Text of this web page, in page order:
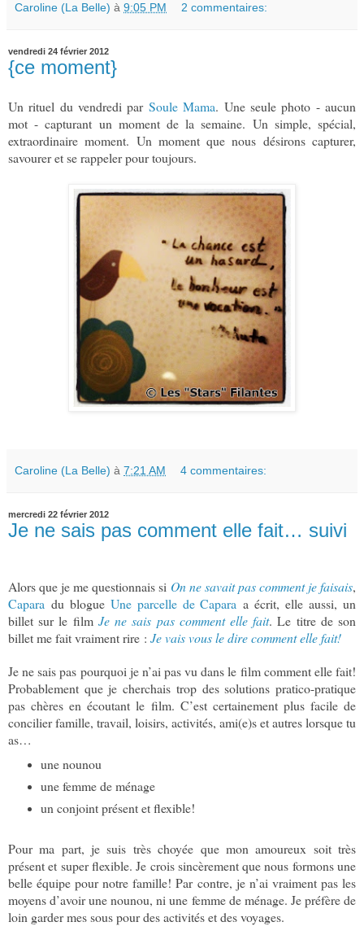
Caroline (La Belle) à 9:05 PM 2 commentaires:
vendredi 24 février 2012
{ce moment}
Un rituel du vendredi par Soule Mama. Une seule photo - aucun
mot - capturant un moment de la semaine. Un simple, spécial,
extraordinaire moment. Un moment que nous désirons capturer,
savourer et se rappeler pour toujours.
Caroline (La Belle) à 7:21 AM 4 commentaires:
mercredi 22 février 2012
Je ne sais pas comment elle fait… suivi
Alors que je me questionnais si On ne savait pas comment je faisais,
Capara du blogue Une parcelle de Capara a écrit, elle aussi, un
billet sur le film Je ne sais pas comment elle fait. Le titre de son
billet me fait vraiment rire : Je vais vous le dire comment elle fait!
Je ne sais pas pourquoi je n’ai pas vu dans le film comment elle fait!
Probablement que je cherchais trop des solutions pratico-pratique
pas chères en écoutant le film. C’est certainement plus facile de
concilier famille, travail, loisirs, activités, ami(e)s et autres lorsque tu
as…
une nounou
une femme de ménage
un conjoint présent et flexible!
Pour ma part, je suis très choyée que mon amoureux soit très
présent et super flexible. Je crois sincèrement que nous formons une
belle équipe pour notre famille! Par contre, je n’ai vraiment pas les
moyens d’avoir une nounou, ni une femme de ménage. Je préfère de
loin garder mes sous pour des activités et des voyages.